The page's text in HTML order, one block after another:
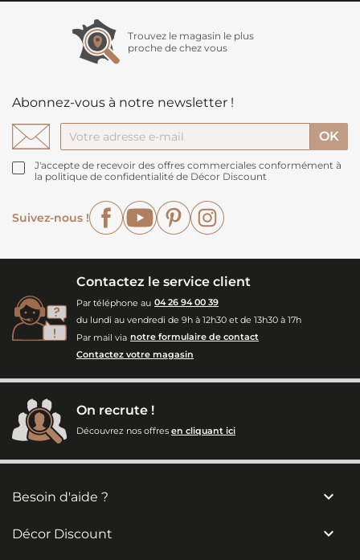
Trouvez le magasin le plus
proche de chez vous
Abonnez-vous à notre newsletter !
J'accepte de recevoir des offres commerciales conformément à
la politique de confidentialité de Décor Discount
Suivez-nous !
FacebookYouTubePinterest
Contactez le service client
Par téléphone au 04 26 94 00 39
du lundi au vendredi de 9h à 12h30 et de 13h30 à 17h
Par mail via notre formulaire de contact
Contactez votre magasin
On recrute !
Découvrez nos offres en cliquant ici
Besoin d'aide ? 
Décor Discount 